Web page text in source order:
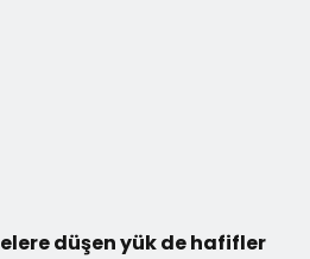
düşen yük de hafifler